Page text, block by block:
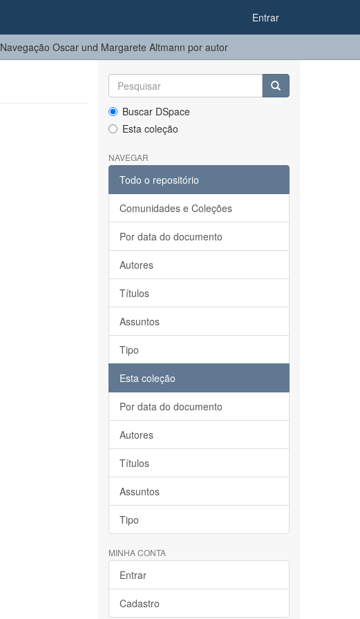
Entrar
Navegação Oscar und Margarete Altmann por autor
Buscar DSpace
Esta coleção
NAVEGAR
Todo o repositório
Comunidades e Coleções
Por data do documento
Autores
Títulos
Assuntos
Tipo
Esta coleção
Por data do documento
Autores
Títulos
Assuntos
Tipo
MINHA CONTA
Entrar
Cadastro